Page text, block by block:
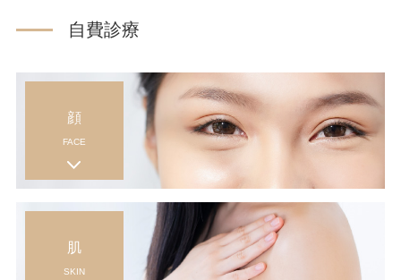
自費診療
顔
FACE
肌
SKIN